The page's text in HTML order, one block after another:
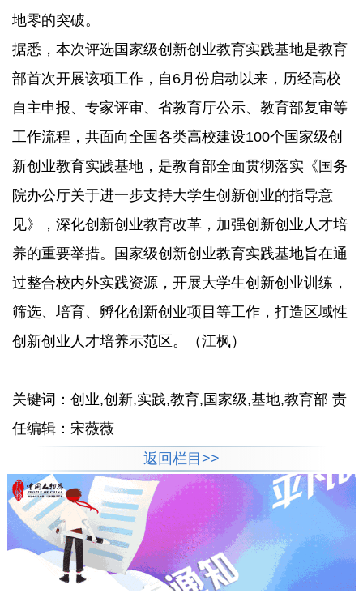
地零的突破。
据悉，本次评选国家级创新创业教育实践基地是教育
部首次开展该项工作，自6月份启动以来，历经高校
自主申报、专家评审、省教育厅公示、教育部复审等
工作流程，共面向全国各类高校建设100个国家级创
新创业教育实践基地，是教育部全面贯彻落实《国务
院办公厅关于进一步支持大学生创新创业的指导意
见》，深化创新创业教育改革，加强创新创业人才培
养的重要举措。国家级创新创业教育实践基地旨在通
过整合校内外实践资源，开展大学生创新创业训练，
筛选、培育、孵化创新创业项目等工作，打造区域性
创新创业人才培养示范区。（江枫）
关键词：创业,创新,实践,教育,国家级,基地,教育部 责
任编辑：宋薇薇
返回栏目>>